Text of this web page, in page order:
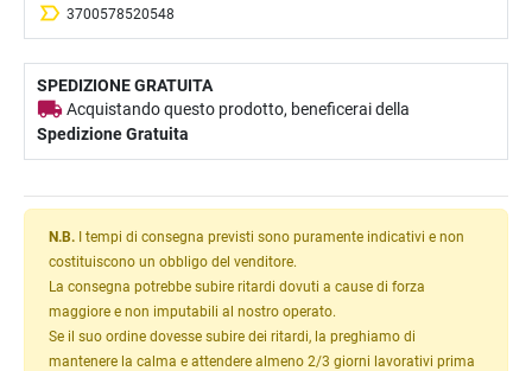
3700578520548
SPEDIZIONE GRATUITA
Acquistando questo prodotto, beneficerai della
Spedizione Gratuita
N.B. I tempi di consegna previsti sono puramente indicativi e non
costituiscono un obbligo del venditore.
La consegna potrebbe subire ritardi dovuti a cause di forza
maggiore e non imputabili al nostro operato.
Se il suo ordine dovesse subire dei ritardi, la preghiamo di
mantenere la calma e attendere almeno 2/3 giorni lavorativi prima